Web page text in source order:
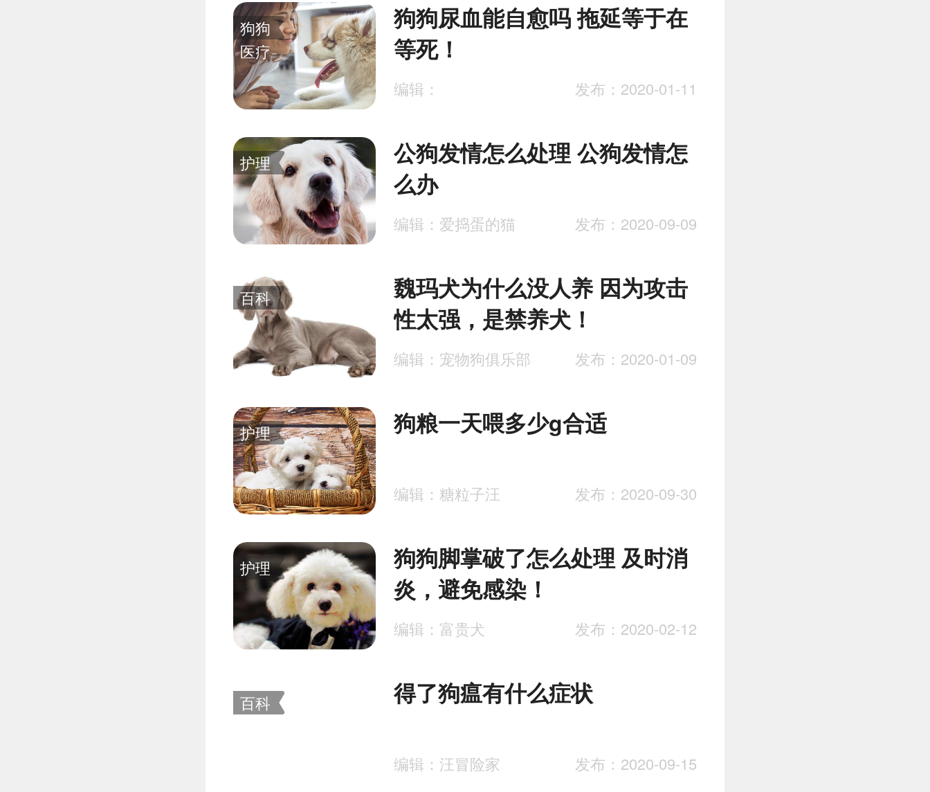
狗狗
医疗
狗狗尿血能自愈吗 拖延等于在
等死！
编辑： 发布：2020-01-11
护理
公狗发情怎么处理 公狗发情怎
么办
编辑：爱捣蛋的猫 发布：2020-09-09
百科
魏玛犬为什么没人养 因为攻击
性太强，是禁养犬！
编辑：宠物狗俱乐部 发布：2020-01-09
护理 狗粮一天喂多少g合适
编辑：糖粒子汪 发布：2020-09-30
护理
狗狗脚掌破了怎么处理 及时消
炎，避免感染！
编辑：富贵犬 发布：2020-02-12
百科 得了狗瘟有什么症状
编辑：汪冒险家 发布：2020-09-15